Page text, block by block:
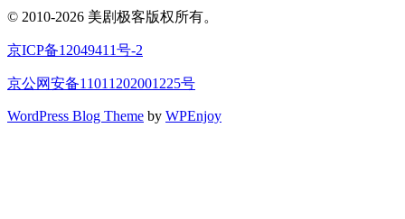
© 2010-2026 美剧极客版权所有。
京ICP备12049411号-2
京公网安备11011202001225号
WordPress Blog Theme by WPEnjoy